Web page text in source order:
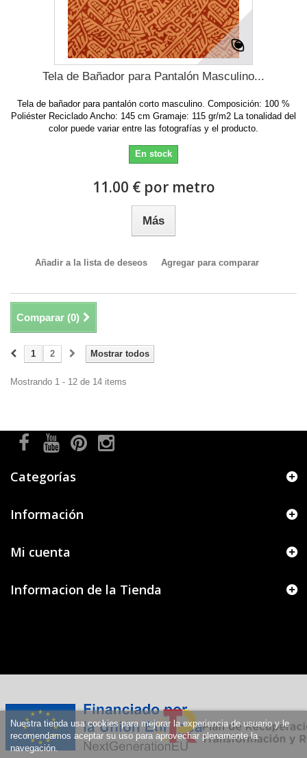
Nuestra tienda usa cookies para mejorar la experiencia de usuario y le
recomendamos aceptar su uso para aprovechar plenamente la
navegación.
Tela de Bañador para Pantalón Masculino...
Tela de bañador para pantalón corto masculino. Composición: 100 %
Poliéster Reciclado Ancho: 145 cm Gramaje: 115 gr/m2 La tonalidad del
color puede variar entre las fotografías y el producto.
En stock
11.00 € por metro
Más
Añadir a la lista de deseos Agregar para comparar
Comparar (0)
Mostrar todos
1 2
Mostrando 1 - 12 de 14 items
Categorías
Información
Mi cuenta
Informacion de la Tienda